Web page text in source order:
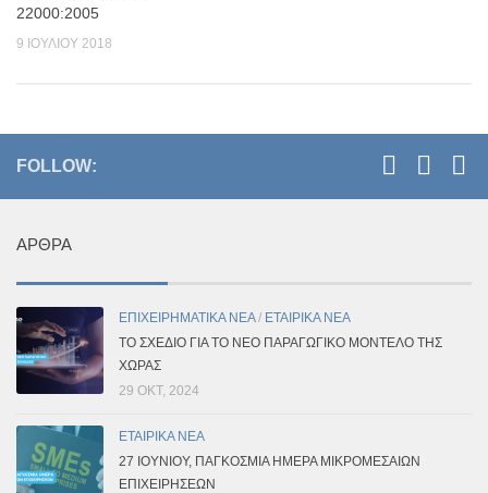
22000:2005
9 ΙΟΥΛΊΟΥ 2018
FOLLOW:
ΆΡΘΡΑ
ΕΠΙΧΕΙΡΗΜΑΤΙΚΑ ΝΕΑ/ ΕΤΑΙΡΙΚΑ ΝΕΑ
ΤΟ ΣΧΈΔΙΟ ΓΙΑ ΤΟ ΝΈΟ ΠΑΡΑΓΩΓΙΚΌ ΜΟΝΤΈΛΟ ΤΗΣ
ΧΏΡΑΣ
29 ΟΚΤ, 2024
ΕΤΑΙΡΙΚΑ ΝΕΑ
27 ΙΟΥΝΊΟΥ, ΠΑΓΚΌΣΜΙΑ ΗΜΈΡΑ ΜΙΚΡΟΜΕΣΑΊΩΝ
ΕΠΙΧΕΙΡΉΣΕΩΝ